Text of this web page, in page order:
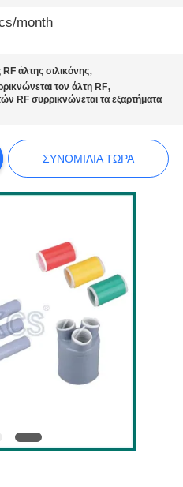
month
RF άλτης σιλικόνης,
τον άλτη RF,
RF συρρικνώνεται τα εξαρτήματα
ΣΥΝΟΜΙΛΊΑ ΤΏΡΑ